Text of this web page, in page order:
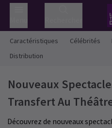
Caractéristiques Célébrités
Distribution
Nouveaux
Transfert Au
Découvrez de nouveaux